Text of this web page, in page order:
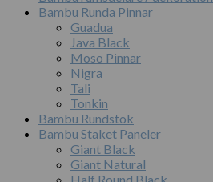
Bambu Runda Pinnar
Guadua
Java Black
Moso Pinnar
Nigra
Tali
Tonkin
Bambu Rundstok
Bambu Staket Paneler
Giant Black
Giant Natural